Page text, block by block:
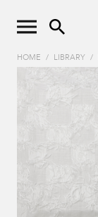
HOME / LIBRARY /